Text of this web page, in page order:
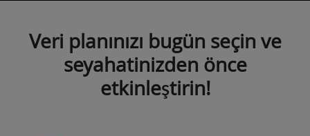
Veri planınızı bugün seçin ve
seyahatinizden önce
etkinleştirin!